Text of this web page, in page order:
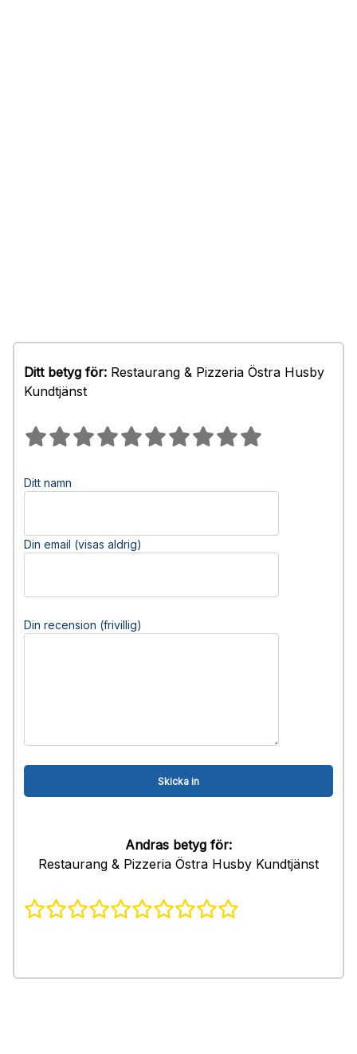
Ditt betyg för: Restaurang & Pizzeria Östra Husby
Kundtjänst
Ditt namn
Din email (visas aldrig)
Din recension (frivillig)
Andras betyg för:
Restaurang & Pizzeria Östra Husby Kundtjänst